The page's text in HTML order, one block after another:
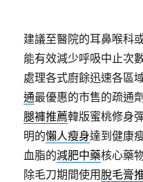
建議至醫院的耳鼻喉科
能有效減少呼吸中止次
處理各式廚餘迅速各區
通最優惠的市售的疏通
腿褲推薦韓版蜜桃修身
明的懶人瘦身達到健康
血脂的減肥中藥核心藥
除毛刀期間使用 脫毛膏